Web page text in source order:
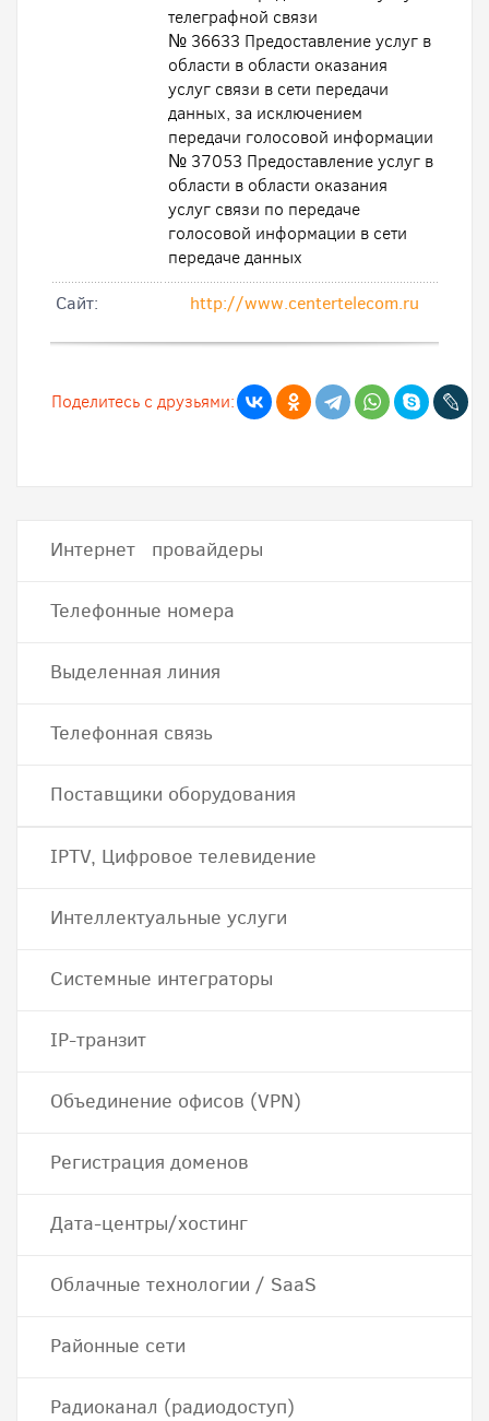
телеграфной связи
№ 36633 Предоставление услуг в
области в области оказания
услуг связи в сети передачи
данных, за исключением
передачи голосовой информации
№ 37053 Предоставление услуг в
области в области оказания
услуг связи по передаче
голосовой информации в сети
передаче данных
Cайт:
http://www.centertelecom.ru
Поделитесь с друзьями:
Интернет провайдеры
Телефонные номера
Выделенная линия
Телефонная связь
Поставщики оборудования
IPTV, Цифровое телевидение
Интеллектуальные услуги
Системные интеграторы
IP-транзит
Объединение офисов (VPN)
Регистрация доменов
Дата-центры/хостинг
Облачные технологии / SaaS
Районные сети
Радиоканал (радиодоступ)